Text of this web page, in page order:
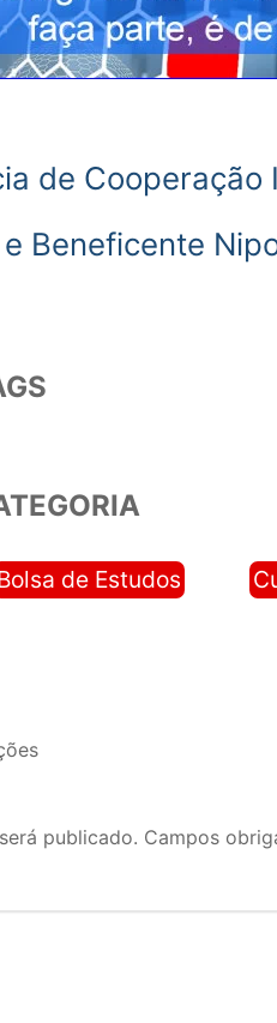
de
Beneficente
de Estudos
publicado. Campos